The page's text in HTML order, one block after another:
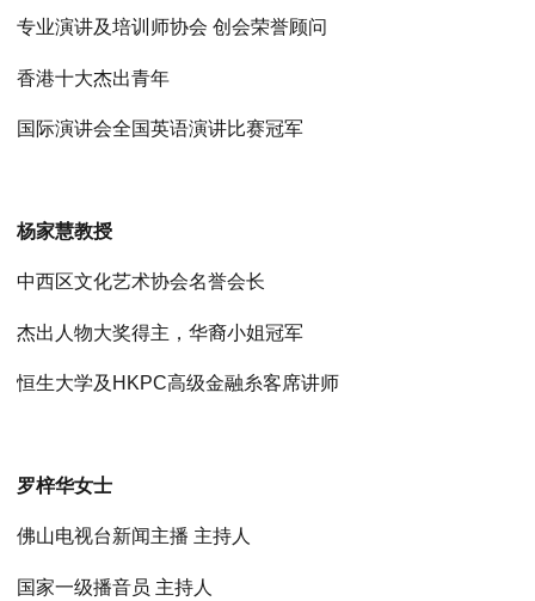
专业演讲及培训师协会 创会荣誉顾问
香港十大杰出青年
国际演讲会全国英语演讲比赛冠军
杨家慧教授
中西区文化艺术协会名誉会长
杰出人物大奖得主，华裔小姐冠军
恒生大学及HKPC高级金融糸客席讲师
罗梓华女士
佛山电视台新闻主播 主持人
国家一级播音员 主持人